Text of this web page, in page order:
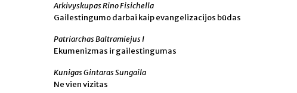
Arkivyskupas Rino Fisichella
Gailestingumo darbai kaip evangelizacijos būdas
Patriarchas Baltramiejus I
Ekumenizmas ir gailestingumas
Kunigas Gintaras Sungaila
Ne vien vizitas